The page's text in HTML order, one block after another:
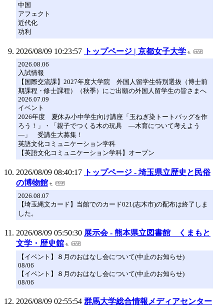
中国
アフェクト
近代化
功利
2026/08/09 10:23:57 トップページ | 京都女子大学
2026.08.06
入試情報
【国際交流課】2027年度大学院 外国人留学生特別選抜（博士前
期課程・修士課程）（秋季）にご出願の外国人留学生の皆さまへ
2026.07.09
イベント
2026年度 夏休み小中学生向け講座「玉ねぎ染トートバッグを作
ろう！」・「親子でつくる木の玩具 —木育について考えよう
—」 受講生大募集！
英語文化コミュニケーション学科
【英語文化コミュニケーション学科】オープン
2026/08/09 08:40:17
トップページ - 埼玉県立歴史と民俗
の博物館
2026.08.07
【埼玉縄文カード】当館でのカード021(志木市)の配布は終了しま
した。
2026/08/09 05:50:30 展示会 - 熊本県立図書館 くまもと
文学・歴史館
【イベント】８月のおはなし会について(中止のお知らせ)
08/06
【イベント】８月のおはなし会について(中止のお知らせ)
08/06
2026/08/09 02:55:54 群馬大学総合情報メディアセンター